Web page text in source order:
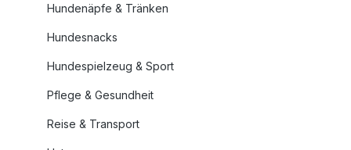
Hundenäpfe & Tränken
Hundesnacks
Hundespielzeug & Sport
Pflege & Gesundheit
Reise & Transport